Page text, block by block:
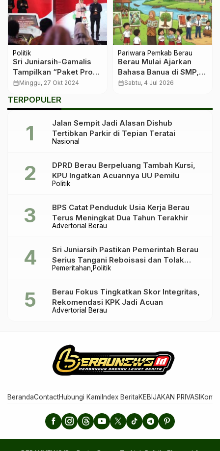
Politik
Sri Juniarsih-Gamalis
Tampilkan “Paket Pro
Max” Program
calendar_monthMinggu, 27 Okt 2024
Pariwara Pemkab Berau
Berau Mulai Ajarkan
Bahasa Banua di SMP,
SD Ditargetkan
calendar_monthSabtu, 4 Jul 2026
TERPOPULER
Nasional
Jalan Sempit Jadi Alasan Dishub
Tertibkan Parkir di Tepian Teratai
Politik
DPRD Berau Berpeluang Tambah Kursi,
KPU Ingatkan Acuannya UU Pemilu
Advertorial Berau
BPS Catat Penduduk Usia Kerja Berau
Terus Meningkat Dua Tahun Terakhir
Pemeritahan Politik
Sri Juniarsih Pastikan Pemerintah Berau
Serius Tangani Reboisasi dan Tolak
Praktik Ilegal
Advertorial Berau
Berau Fokus Tingkatkan Skor Integritas,
Rekomendasi KPK Jadi Acuan
BerandaContactHubungi Kami Index BeritaKEBIJAKAN PRIVASI